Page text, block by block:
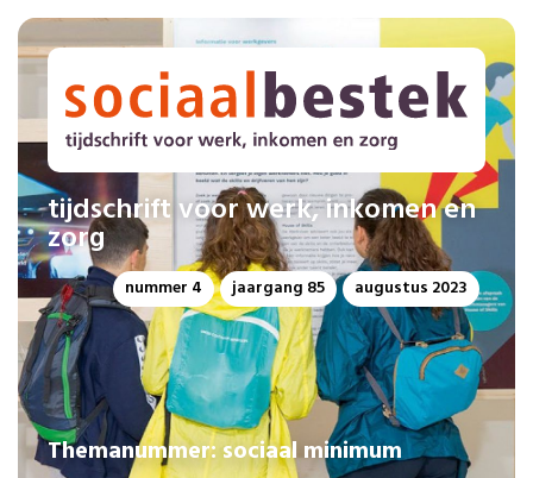
tijdschrift voor werk, inkomen en
zorg
nummer 4 jaargang 85 augustus 2023
Themanummer: sociaal minimum